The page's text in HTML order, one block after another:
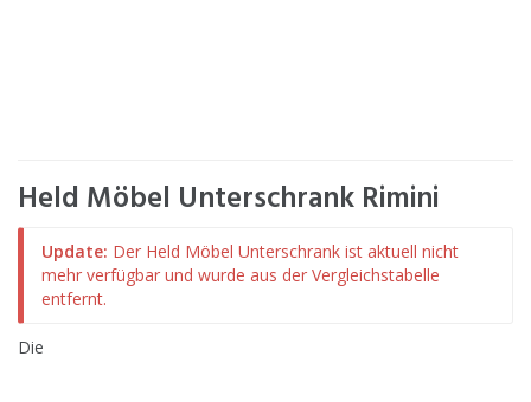
Held Möbel Unterschrank Rimini
Update: Der Held Möbel Unterschrank ist aktuell nicht
mehr verfügbar und wurde aus der Vergleichstabelle
entfernt.
Die